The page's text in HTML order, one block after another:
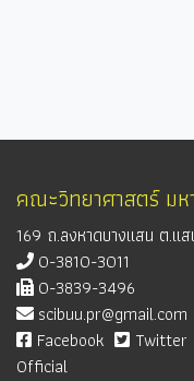
คณะวิทยาศาสตร์ มห
169 ถ.ลงหาดบางแสน ต.แ
0-3810-3011
0-3839-3496
scibuu.pr@gmail.com
Facebook
Twitter
Official